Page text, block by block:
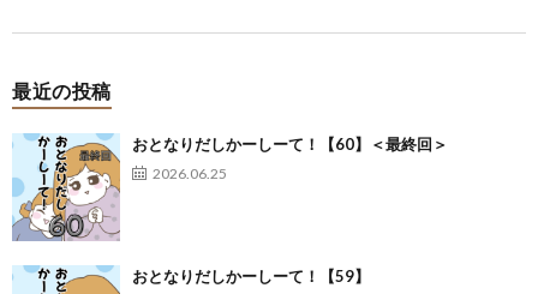
最近の投稿
おとなりだしかーしーて！【60】＜最終回＞
2026.06.25
おとなりだしかーしーて！【59】